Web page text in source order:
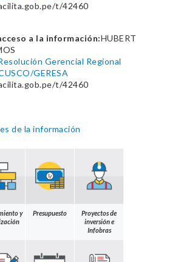
t/42460
a la información:HUBERT
Gerencial Regional
GERESA
t/42460
de la información
y
Presupuesto
Proyectos de
inversión e
Infobras